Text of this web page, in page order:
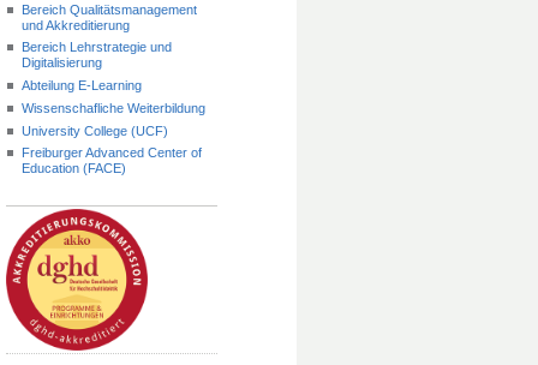
Bereich Qualitätsmanagement
und Akkreditierung
Bereich Lehrstrategie und
Digitalisierung
Abteilung E-Learning
Wissenschafliche Weiterbildung
University College (UCF)
Freiburger Advanced Center of
Education (FACE)